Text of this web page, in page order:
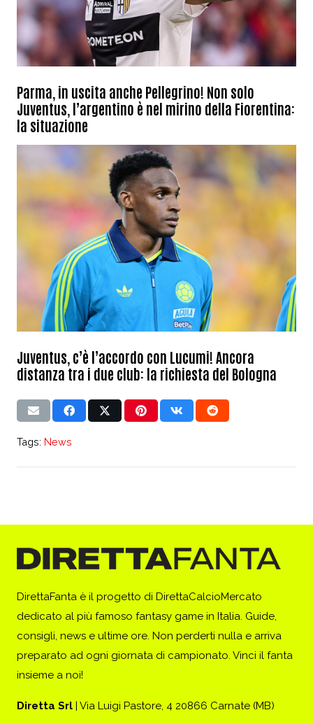
Parma, in uscita anche Pellegrino! Non solo
Juventus, l’argentino è nel mirino della Fiorentina:
la situazione
Juventus, c’è l’accordo con Lucumi! Ancora
distanza tra i due club: la richiesta del Bologna
Tags: News
DirettaFanta è il progetto di DirettaCalcioMercato
dedicato al più famoso fantasy game in Italia. Guide,
consigli, news e ultime ore. Non perderti nulla e arriva
preparato ad ogni giornata di campionato. Vinci il fanta
insieme a noi!
Diretta Srl | Via Luigi Pastore, 4 20866 Carnate (MB)